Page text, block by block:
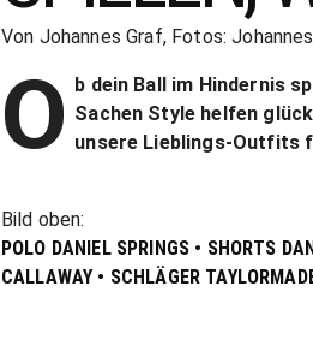
Von Johannes Graf, Fotos:
O b dein Ball im Hindernis
Sachen Style helfen
unsere Lieblings-Outfits
Bild oben:
POLO DANIEL SPRINGS • SHORTS
CALLAWAY • SCHLÄGER